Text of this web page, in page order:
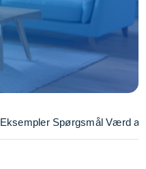
Eksempler Spørgsmål Værd at